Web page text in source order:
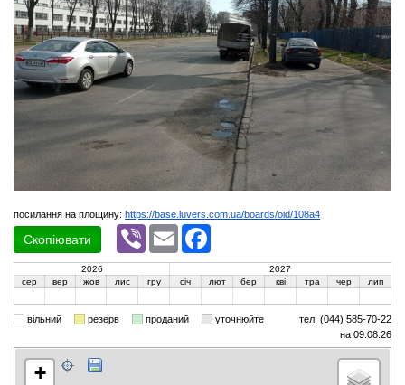
посилання на площину: https://base.luvers.com.ua/boards/oid/108a4
Скопіювати
Viber Email
2026
2027
сер
вер жов лис гру січ лют бер кві тра чер лип
вільний резерв проданий уточнюйте
тел. (044) 585-70-22
на 09.08.26
+